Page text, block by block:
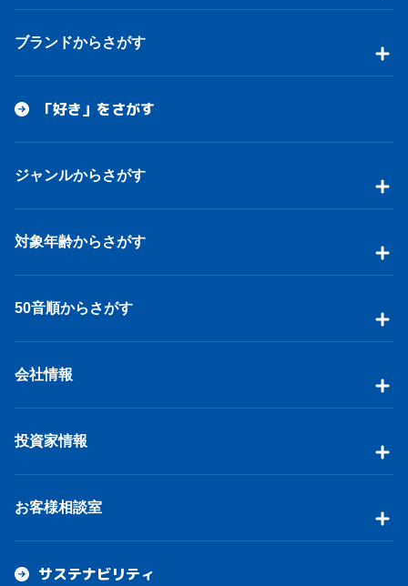
ブランドからさがす
「好き」をさがす
ジャンルからさがす
対象年齢からさがす
50音順からさがす
会社情報
投資家情報
お客様相談室
サステナビリティ